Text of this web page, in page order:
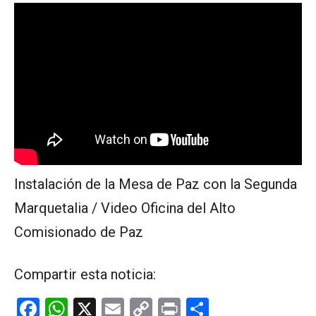
Instalación de la Mesa de Paz con la Segunda
Marquetalia / Video Oficina del Alto
Comisionado de Paz
Compartir esta noticia:
F
W X
E
C
Pr